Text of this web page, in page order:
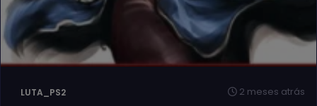
LUTA_PS2 2 meses atrás